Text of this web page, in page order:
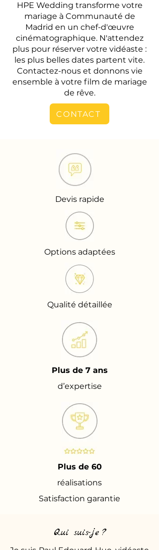
HPE Wedding transforme votre
mariage à Communauté de
Madrid en un chef-d'œuvre
cinématographique. N'attendez
plus pour réserver votre vidéaste :
les plus belles dates partent vite.
Contactez-nous et donnons vie
ensemble à votre film de mariage
de rêve.
CONTACT
Devis rapide
Options adaptées
Qualité détaillée
Plus de 7 ans
d’expertise
Plus de 60
réalisations
Satisfaction garantie
Qui suis-je ?